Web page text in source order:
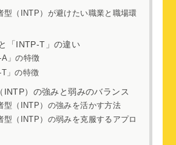
型（INTP）が避けたい職業と職場環
「INTP-T」の違い
A」の特徴
T」の特徴
INTP）の強みと弱みのバランス
型（INTP）の強みを活かす方法
型（INTP）の弱みを克服するアプロ